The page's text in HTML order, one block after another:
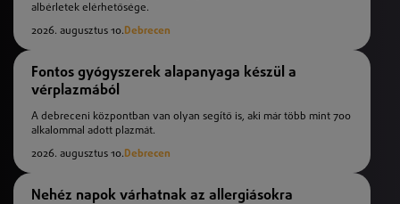
albérletek elérhetősége.
2026. augusztus 10.Debrecen
Fontos gyógyszerek alapanyaga készül a
vérplazmából
A debreceni központban van olyan segítő is, aki már több mint 700
alkalommal adott plazmát.
2026. augusztus 10.Debrecen
Nehéz napok várhatnak az allergiásokra